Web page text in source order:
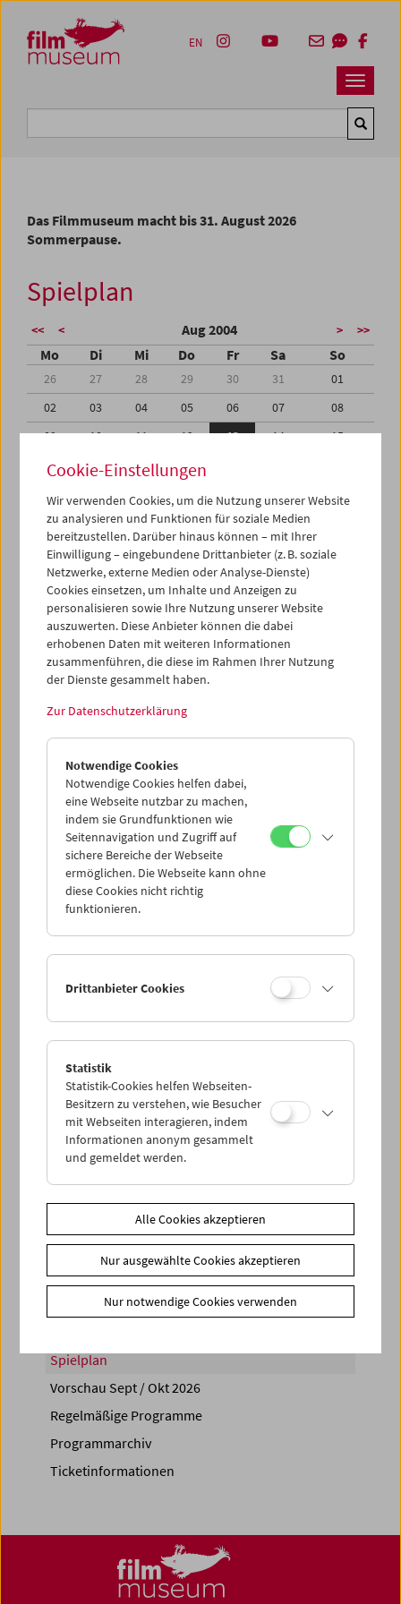
Zum Inhalt
Zum Hauptmenü
Zur Servicenavigation
Zum Suche
Navbar
EN
Das Filmmuseum macht bis 31. August 2026
Sommerpause.
Spielplan
<< < Aug 2004 > >>
Mo Di Mi Do Fr Sa So
26 27 28 29 30 31
01
02
03 04 05 06 07
08
09
10 11 12 13 14
15
16
17 18 19
23
25 27
29
30
31 01 02 03 04
iCalender
Programmheft-PDF
English language or subtitles
< Vorherige Woche
Mo 9.8.
Di 10.8.
Mi 11.8.
Do 12.8.
Sa 14.8.
PROGRAMM ÜBERBLICK
Share on
Spielplan
Vorschau Sept / Okt 2026
Regelmäßige Programme
Programmarchiv
Ticketinformationen
Cookie-Einstellungen
Wir verwenden Cookies, um die Nutzung unserer Website
zu analysieren und Funktionen für soziale Medien
bereitzustellen. Darüber hinaus können – mit Ihrer
Einwilligung – eingebundene Drittanbieter (z. B. soziale
Netzwerke, externe Medien oder Analyse-Dienste)
Cookies einsetzen, um Inhalte und Anzeigen zu
personalisieren sowie Ihre Nutzung unserer Website
auszuwerten. Diese Anbieter können die dabei
erhobenen Daten mit weiteren Informationen
zusammenführen, die diese im Rahmen Ihrer Nutzung
der Dienste gesammelt haben.
Zur Datenschutzerklärung
Notwendige Cookies
Notwendige Cookies helfen dabei,
eine Webseite nutzbar zu machen,
indem sie Grundfunktionen wie
Seitennavigation und Zugriff auf
sichere Bereiche der Webseite
ermöglichen. Die Webseite kann ohne
diese Cookies nicht richtig
funktionieren.
Drittanbieter Cookies
Statistik
Statistik-Cookies helfen Webseiten-
Besitzern zu verstehen, wie Besucher
mit Webseiten interagieren, indem
Informationen anonym gesammelt
und gemeldet werden.
Alle Cookies akzeptieren
Nur ausgewählte Cookies akzeptieren
Nur notwendige Cookies verwenden